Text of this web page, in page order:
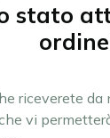
stato
riceverete da
vi